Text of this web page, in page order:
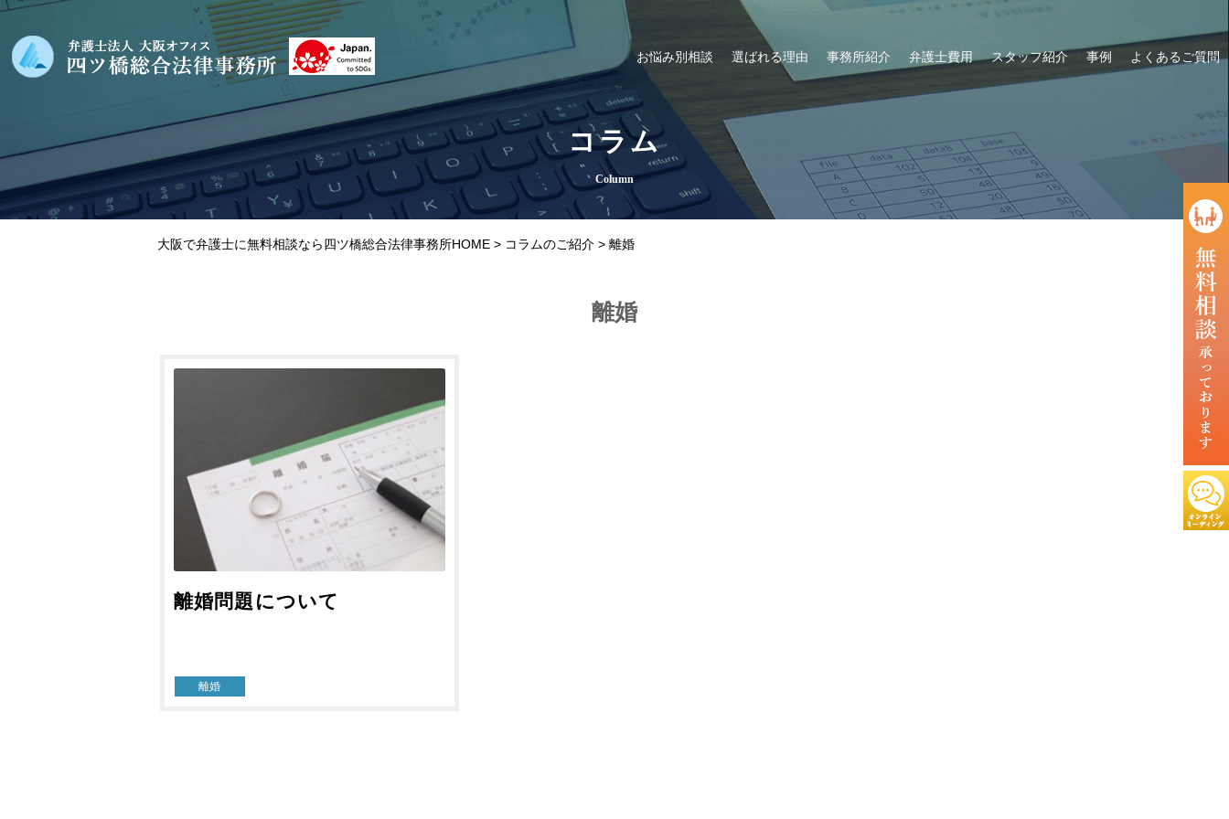
お悩み別相談 選ばれる理由 事務所紹介 弁護士費用 スタッフ紹介 事例 よくあるご質問
コラム
Column
大阪で弁護士に無料相談なら四ツ橋総合法律事務所HOME > コラムのご紹介 > 離婚
離婚
離婚問題について
離婚